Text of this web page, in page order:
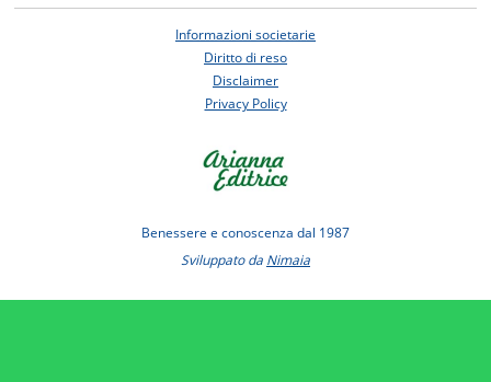
Informazioni societarie
Diritto di reso
Disclaimer
Privacy Policy
Benessere e conoscenza dal 1987
Sviluppato da Nimaia